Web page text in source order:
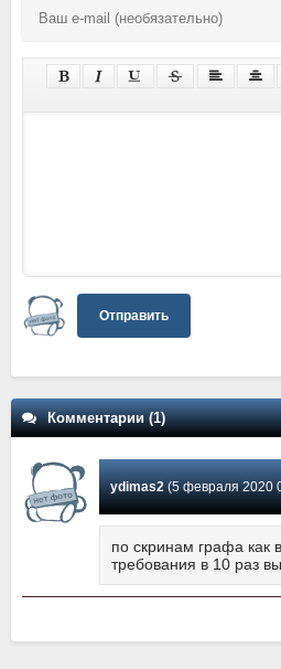
Отправить
Комментарии (1)
ydimas2(5 февраля 2020 02:48)
по скринам графа как
требования в 10 раз